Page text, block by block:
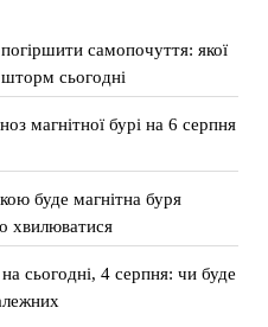
самопочуття: якої
шторм сьогодні
магнітної бурі на 6 серпня
буде магнітна буря
хвилюватися
сьогодні, 4 серпня: чи буде